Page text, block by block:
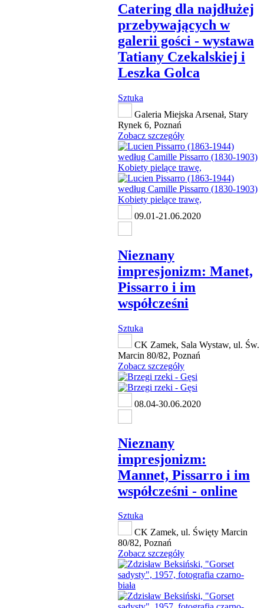
Catering dla najdłużej
przebywających w
galerii gości - wystawa
Tatiany Czekalskiej i
Leszka Golca
Sztuka
Galeria Miejska Arsenał, Stary
Rynek 6, Poznań
Zobacz szczegóły
09.01-21.06.2020
Nieznany
impresjonizm: Manet,
Pissarro i im
współcześni
Sztuka
CK Zamek, Sala Wystaw, ul. Św.
Marcin 80/82, Poznań
Zobacz szczegóły
08.04-30.06.2020
Nieznany
impresjonizm:
Mannet, Pissarro i im
współcześni - online
Sztuka
CK Zamek, ul. Święty Marcin
80/82, Poznań
Zobacz szczegóły